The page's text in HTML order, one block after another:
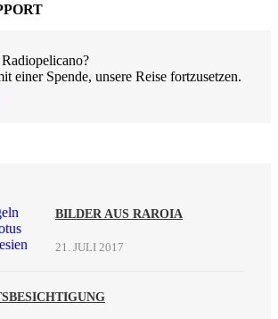
einer Spende, unsere Reise fortzusetzen.
BILDER AUS RAROIA
21. JULI 2017